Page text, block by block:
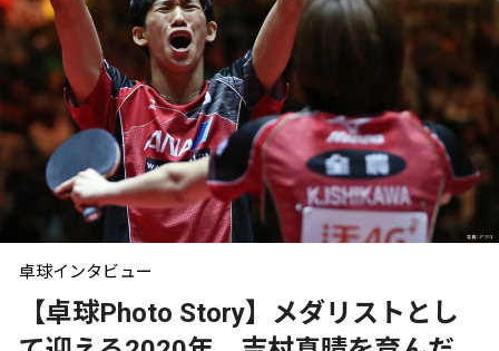
卓球インタビュー
【卓球Photo Story】メダリストとし